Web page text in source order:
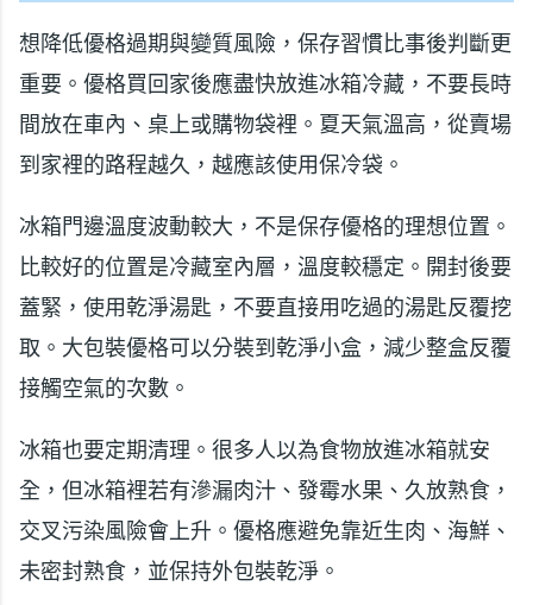
想降低優格過期與變質風險，保存習慣比事後判斷更
重要。優格買回家後應盡快放進冰箱冷藏，不要長時
間放在車內、桌上或購物袋裡。夏天氣溫高，從賣場
到家裡的路程越久，越應該使用保冷袋。
冰箱門邊溫度波動較大，不是保存優格的理想位置。
比較好的位置是冷藏室內層，溫度較穩定。開封後要
蓋緊，使用乾淨湯匙，不要直接用吃過的湯匙反覆挖
取。大包裝優格可以分裝到乾淨小盒，減少整盒反覆
接觸空氣的次數。
冰箱也要定期清理。很多人以為食物放進冰箱就安
全，但冰箱裡若有滲漏肉汁、發霉水果、久放熟食，
交叉污染風險會上升。優格應避免靠近生肉、海鮮、
未密封熟食，並保持外包裝乾淨。